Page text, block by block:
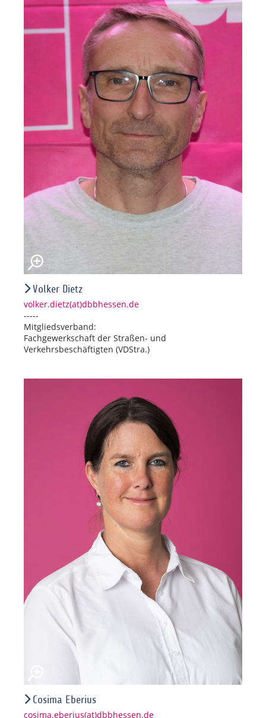
Volker Dietz
volker.dietz(at)dbbhessen.de
-----
Mitgliedsverband:
Fachgewerkschaft der Straßen- und
Verkehrsbeschäftigten (VDStra.)
Cosima Eberius
cosima.eberius(at)dbbhessen.de